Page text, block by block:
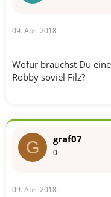
09. Apr. 2018
Wofür brauchst Du
Robby soviel Filz?
G graf07
0
09. Apr. 2018